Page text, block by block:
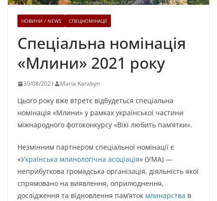
НОВИНИ / NEWS СПЕЦНОМІНАЦІЇ
Спеціальна номінація
«Млини» 2021 року
30/08/2021 Maria Karabyn
Цього року вже втретє відбудеться спеціальна
номінація «Млини» у рамках української частини
міжнародного фотоконкурсу «Вікі любить пам’ятки».
Незмінним партнером спеціальної номінації є
«Українська млинологічна асоціація» (УМА) —
неприбуткова громадська організація, діяльність якої
спрямовано на виявлення, оприлюднення,
дослідження та відновлення пам’яток млинарства в